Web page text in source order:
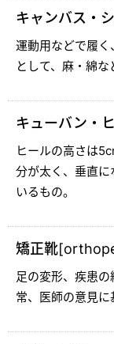
キャンバス・
運動用などで履
として、麻・綿な
キューバン・
ヒールの高さは
分が太く、垂直に
いるもの。
矯正靴
足の変形、疾患
常、医師の意見に